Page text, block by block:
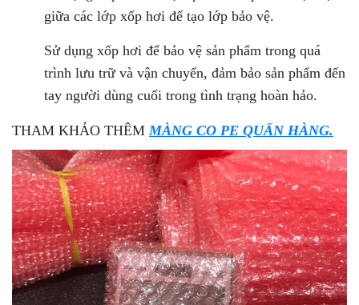
giữa các lớp xốp hơi để tạo lớp bảo vệ.
Sử dụng xốp hơi để bảo vệ sản phẩm trong quá
trình lưu trữ và vận chuyển, đảm bảo sản phẩm đến
tay người dùng cuối trong tình trạng hoàn hảo.
THAM KHẢO THÊM MÀNG CO PE QUẤN HÀNG.